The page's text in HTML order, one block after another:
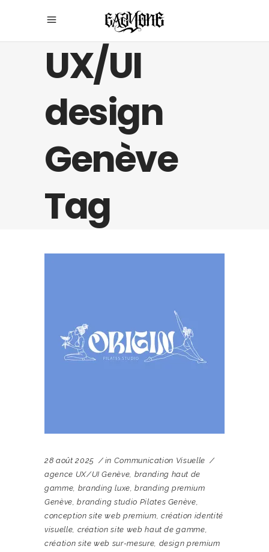
UX/UI
design
Genève
Tag
28 août 2025 in Communication Visuelle
agence UX/UI Genève, branding haut de
gamme, branding luxe,branding premium
Genève,branding studio Pilates Genève,
conception site web premium, création identité
visuelle, création site web haut de gamme,
création site web sur-mesure, design premium